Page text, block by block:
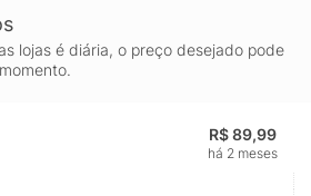
lojas é diária, o preço desejado pode
R$ 89,99
há 2 meses